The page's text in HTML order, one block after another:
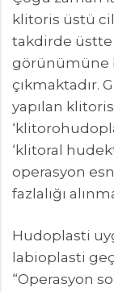
klitoris üstü
takdirde üstte
görünümüne
çıkmaktadır.
yapılan
‘klitoral
operasyon
fazlalığı
Hudoplasti
labioplasti
“Operasyon